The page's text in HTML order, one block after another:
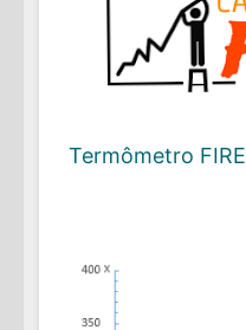
Termômetro FIRE